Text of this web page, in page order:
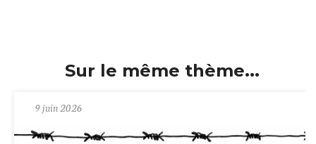
Sur le même thème...
9 juin 2026